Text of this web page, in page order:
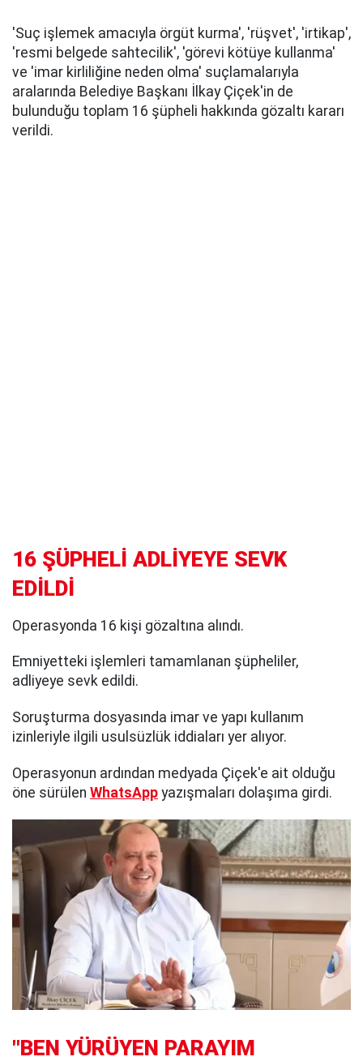
'Suç işlemek amacıyla örgüt kurma', 'rüşvet', 'irtikap',
'resmi belgede sahtecilik', 'görevi kötüye kullanma'
ve 'imar kirliliğine neden olma' suçlamalarıyla
aralarında Belediye Başkanı İlkay Çiçek'in de
bulunduğu toplam 16 şüpheli hakkında gözaltı kararı
verildi.
16 ŞÜPHELİ ADLİYEYE SEVK
EDİLDİ
Operasyonda 16 kişi gözaltına alındı.
Emniyetteki işlemleri tamamlanan şüpheliler,
adliyeye sevk edildi.
Soruşturma dosyasında imar ve yapı kullanım
izinleriyle ilgili usulsüzlük iddiaları yer alıyor.
Operasyonun ardından medyada Çiçek'e ait olduğu
öne sürülen WhatsApp yazışmaları dolaşıma girdi.
"BEN YÜRÜYEN PARAYIM